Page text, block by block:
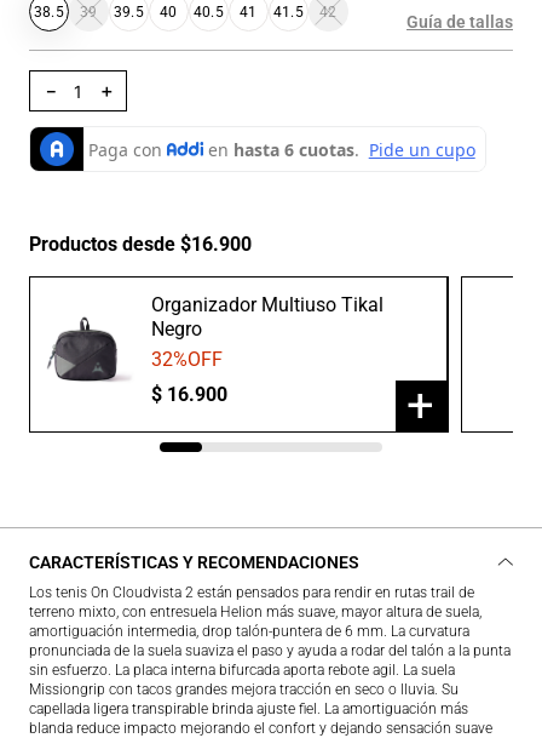
38.5 39 39.5 40 40.5 41 41.5 42
Guía de tallas
＋
－
Productos desde $16.900
Organizador Multiuso Tikal
Negro
32%OFF
$ 16.900 +
CARACTERÍSTICAS Y RECOMENDACIONES
Los tenis On Cloudvista 2 están pensados para rendir en rutas trail de
terreno mixto, con entresuela Helion más suave, mayor altura de suela,
amortiguación intermedia, drop talón-puntera de 6 mm. La curvatura
pronunciada de la suela suaviza el paso y ayuda a rodar del talón a la punta
sin esfuerzo. La placa interna bifurcada aporta rebote agil. La suela
Missiongrip con tacos grandes mejora tracción en seco o lluvia. Su
capellada ligera transpirable brinda ajuste fiel. La amortiguación más
blanda reduce impacto mejorando el confort y dejando sensación suave